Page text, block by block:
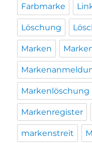
Farbmarke
Löschung
Marken
Markenlöschung
Markenregister
markenstreit